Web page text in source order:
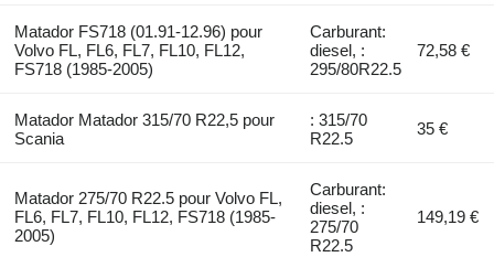
Matador FS718 (01.91-12.96) pour
Volvo FL, FL6, FL7, FL10, FL12,
FS718 (1985-2005)
Carburant:
diesel, :
295/80R22.5
72,58 €
Matador Matador 315/70 R22,5 pour
Scania
: 315/70
R22.5
35 €
Matador 275/70 R22.5 pour Volvo FL,
FL6, FL7, FL10, FL12, FS718 (1985-
2005)
Carburant:
diesel, :
275/70
R22.5
149,19 €